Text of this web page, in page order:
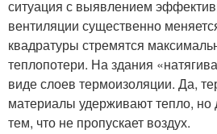
ситуация с выявлением
вентиляции существенно
квадратуры стремятся
теплопотери. На здания
виде слоев термоизоляции. Да,
материалы удерживают тепло, но
тем, что не пропускает воздух.